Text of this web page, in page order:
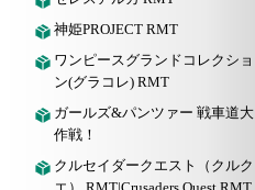
神姫PROJECT RMT
ワンピースグランドコレクショ
ン(グラコレ) RMT
ガールズ&パンツァー 戦車道大
作戦！
クルセイダークエスト（クルク